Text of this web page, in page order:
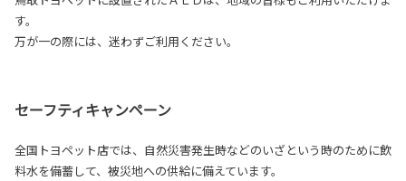
す。
万が一の際には、迷わずご利用ください。
セーフティキャンペーン
全国トヨペット店では、自然災害発生時などのいざという時のために飲
料水を備蓄して、被災地への供給に備えています。